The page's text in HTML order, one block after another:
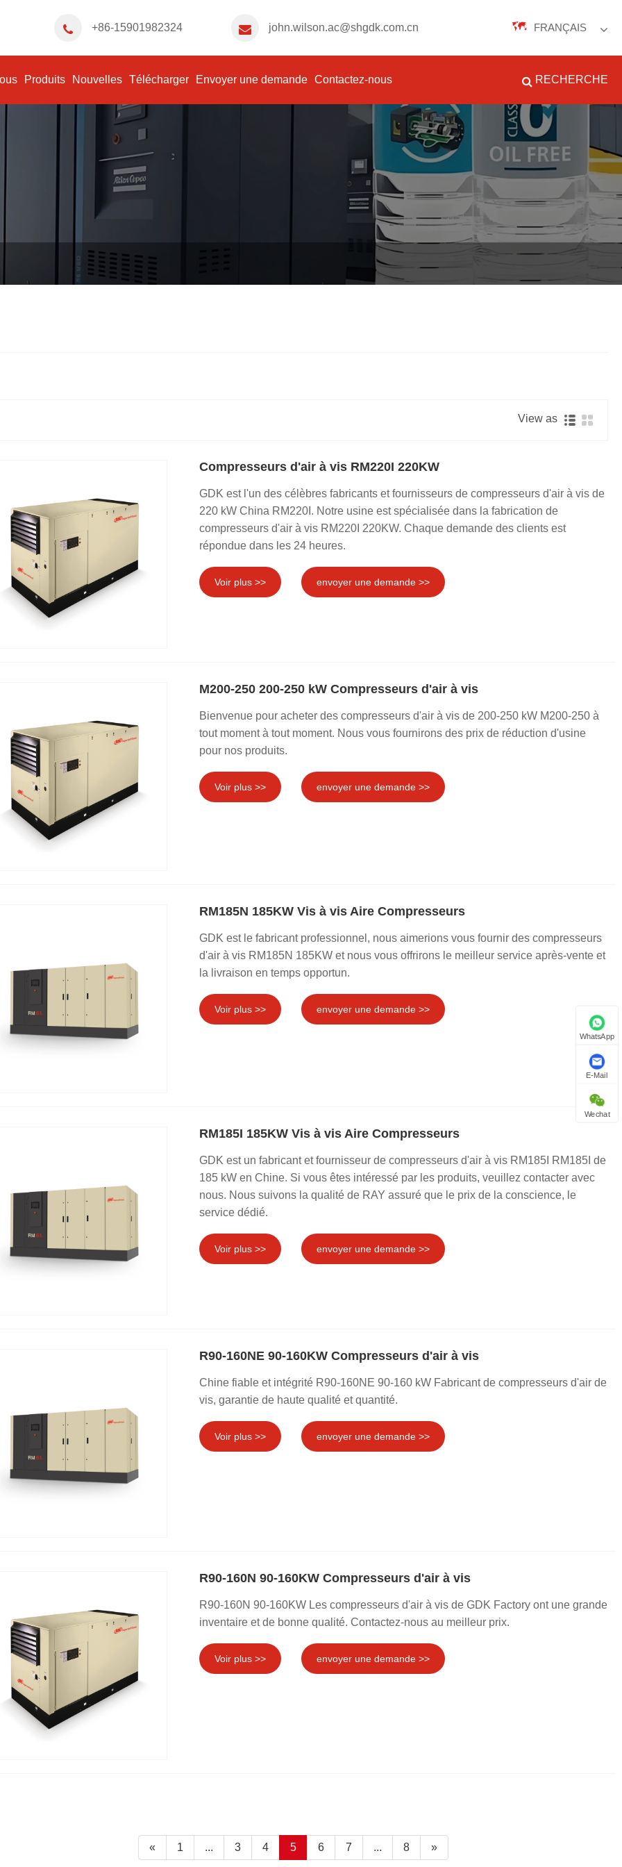
+86-15901982324 john.wilson.ac@shgdk.com.cn FRANÇAIS
English
Español
Português
русский
Français
Deutsch
RECHERCHE
Produits Nouvelles Télécharger Envoyer une demande Contactez-nous
View as
Compresseurs d'air à vis RM220I 220KW
GDK est l'un des célèbres fabricants et fournisseurs de compresseurs d'air à vis de
220 kW China RM220I. Notre usine est spécialisée dans la fabrication de
compresseurs d'air à vis RM220I 220KW. Chaque demande des clients est
répondue dans les 24 heures.
Voir plus >> envoyer une demande >>
M200-250 200-250 kW Compresseurs d'air à vis
Bienvenue pour acheter des compresseurs d'air à vis de 200-250 kW M200-250 à
tout moment à tout moment. Nous vous fournirons des prix de réduction d'usine
pour nos produits.
Voir plus >> envoyer une demande >>
RM185N 185KW Vis à vis Aire Compresseurs
GDK est le fabricant professionnel, nous aimerions vous fournir des compresseurs
d'air à vis RM185N 185KW et nous vous offrirons le meilleur service après-vente et
la livraison en temps opportun.
Voir plus >> envoyer une demande >>
RM185I 185KW Vis à vis Aire Compresseurs
GDK est un fabricant et fournisseur de compresseurs d'air à vis RM185I RM185I de
185 kW en Chine. Si vous êtes intéressé par les produits, veuillez contacter avec
nous. Nous suivons la qualité de RAY assuré que le prix de la conscience, le
service dédié.
Voir plus >> envoyer une demande >>
R90-160NE 90-160KW Compresseurs d'air à vis
Chine fiable et intégrité R90-160NE 90-160 kW Fabricant de compresseurs d'air de
vis, garantie de haute qualité et quantité.
Voir plus >> envoyer une demande >>
R90-160N 90-160KW Compresseurs d'air à vis
R90-160N 90-160KW Les compresseurs d'air à vis de GDK Factory ont une grande
inventaire et de bonne qualité. Contactez-nous au meilleur prix.
Voir plus >> envoyer une demande >>
« 1 ... 3 4 5 6 7 ... 8 »
WhatsApp
E-Mail
Wechat